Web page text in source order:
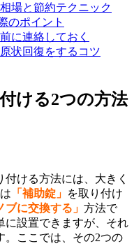
場と節約テクニック
のポイント
に連絡しておく
状回復をするコツ
ける2つの方法
ける方法には、大きく
「補助錠」 を取り付け
ブに交換する」 方法で
に設置できますが、それ
。ここでは、その2つの